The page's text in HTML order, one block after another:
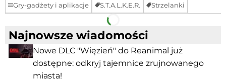
Gry-gadżety i aplikacje S.T.A.L.K.E.R. Strzelanki
Facebook Telegram
Najnowsze wiadomości
Nowe DLC "Więzień" do Reanimal już
dostępne: odkryj tajemnice zrujnowanego
miasta!